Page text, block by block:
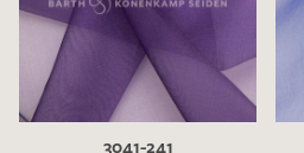
3041-241